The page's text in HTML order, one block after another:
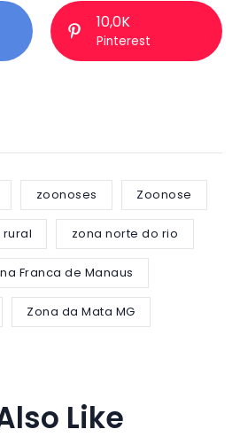
10,0K
Pinterest
zoonoses Zoonose
rural zona norte do rio
Franca de Manaus
Zona da Mata MG
Like